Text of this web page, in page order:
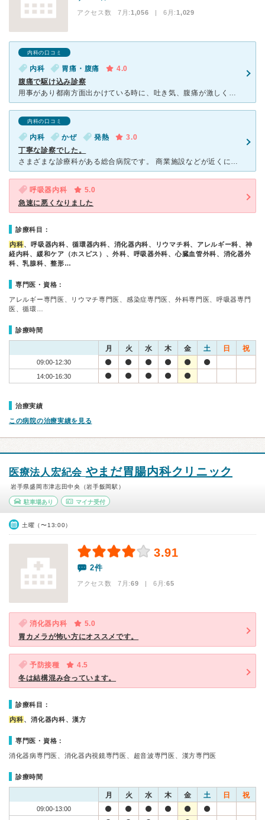
アクセス数 7月:1,056 | 6月:1,029
内科の口コミ
内科 胃痛・腹痛
4.0
腹痛で駆け込み診察
用事があり都南方面出かけている時に、吐き気、腹痛が激しく、最寄りのこの病院を受診しました。腹痛が激しかったことを受付に話すと早く診察をしていただけました。内科の先生はとても優しく問診をしてくれました。
内科の口コミ
内科 かぜ 発熱
3.0
丁寧な診察でした。
さまざまな診療科がある総合病院です。 商業施設などが近くにある地域に立地していますが、少し離れているので周辺は比較的のどかです。 建物は新しく清潔感があります。 大きな駐車場も敷地内にあり、具合
呼吸器内科
5.0
急速に悪くなりました
診療科目：
内科、呼吸器内科、循環器内科、消化器内科、リウマチ科、アレルギー科、神
経内科、緩和ケア（ホスピス）、外科、呼吸器外科、心臓血管外科、消化器外
科、乳腺科、整形…
専門医・資格：
アレルギー専門医、リウマチ専門医、感染症専門医、外科専門医、呼吸器専門
医、循環…
診療時間
月 火 水 木 金 土 日 祝
09:00-12:30
14:00-16:30
治療実績
この病院の治療実績を見る
医療法人宏紀会 やまだ胃腸内科クリニック
岩手県盛岡市津志田中央（岩手飯岡駅）
駐車場あり マイナ受付
土曜（〜13:00）
3.91
2件
アクセス数 7月:69 | 6月:65
消化器内科
5.0
胃カメラが怖い方にオススメです。
予防接種
4.5
冬は結構混み合っています。
診療科目：
内科、消化器内科、漢方
専門医・資格：
消化器病専門医、消化器内視鏡専門医、超音波専門医、漢方専門医
診療時間
月 火 水 木 金 土 日 祝
09:00-13:00